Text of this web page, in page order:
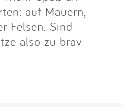
auf Mauern,
Felsen. Sind
also zu brav